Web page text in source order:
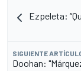
Ezpeleta:
SIGUIENTE
Doohan: